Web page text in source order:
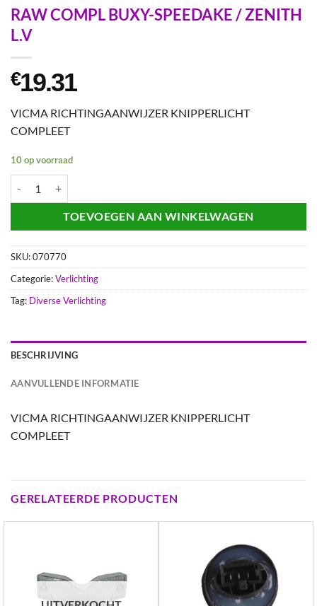
RAW COMPL BUXY-SPEEDAKE / ZENITH
L.V
€19.31
VICMA RICHTINGAANWIJZER KNIPPERLICHT
COMPLEET
10 op voorraad
TOEVOEGEN AAN WINKELWAGEN
SKU:070770
Categorie:Verlichting
Tag: Diverse Verlichting
BESCHRIJVING
AANVULLENDE INFORMATIE
VICMA RICHTINGAANWIJZER KNIPPERLICHT
COMPLEET
GERELATEERDE PRODUCTEN